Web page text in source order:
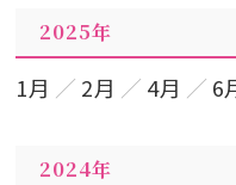
2025年
1月 2月 4月 6
2024年